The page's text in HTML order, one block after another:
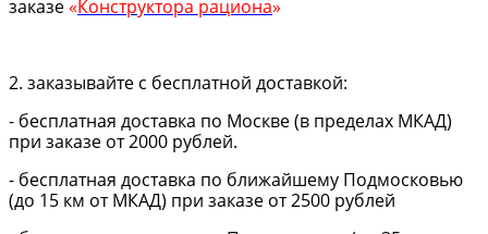
заказе«Конструктора рациона»
2. заказывайте с бесплатной доставкой:
- бесплатная доставка по Москве (в пределах МКАД)
при заказе от 2000 рублей.
- бесплатная доставка по ближайшему Подмосковью
(до 15 км от МКАД) при заказе от 2500 рублей